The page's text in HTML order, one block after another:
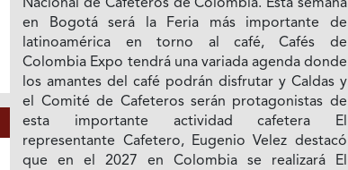
Nacional de Cafeteros de Colombia. Esta semana
en Bogotá será la Feria más importante de
latinoamérica en torno al café, Cafés de
Colombia Expo tendrá una variada agenda donde
los amantes del café podrán disfrutar y Caldas y
el Comité de Cafeteros serán protagonistas de
esta importante actividad cafetera El
representante Cafetero, Eugenio Velez destacó
que en el 2027 en Colombia se realizará El